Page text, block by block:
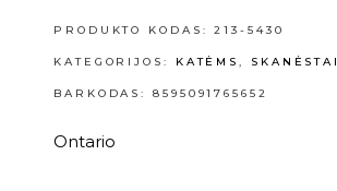
PRODUKTO KODAS:213-5430
KATEGORIJOS: KATĖMS, SKANĖSTAI
BARKODAS: 8595091765652
Ontario